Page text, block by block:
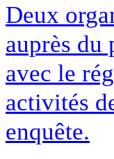
Deux
auprès du
avec le
activités
enquête.